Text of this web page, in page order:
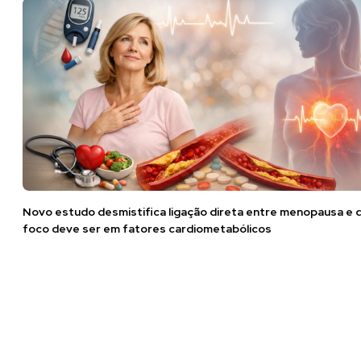
Novo estudo desmistifica ligação direta entre menopausa e
foco deve ser em fatores cardiometabólicos